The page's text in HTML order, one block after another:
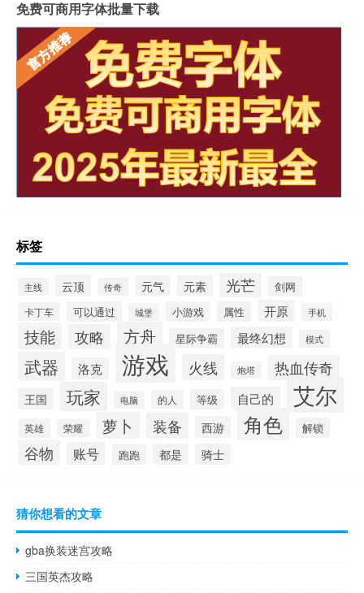
免费可商用字体批量下载
标签
主线 云顶 传奇 元气 元素 光芒 剑网
卡丁车 可以通过 城堡 小游戏 属性 开原 手机
技能 攻略 方舟 星际争霸 最终幻想 模式
武器 洛克 游戏 火线 炮塔 热血传奇
王国 玩家 电脑 的人 等级 自己的 艾尔
英雄 荣耀 萝卜 装备 西游 角色 解锁
谷物 账号 跑跑 都是 骑士
猜你想看的文章
gba换装迷宫攻略
三国英杰攻略